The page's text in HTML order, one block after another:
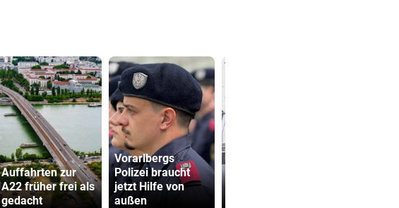
Auffahrten zur
A22 früher frei als
gedacht
Vorarlbergs
Polizei braucht
jetzt Hilfe von
außen